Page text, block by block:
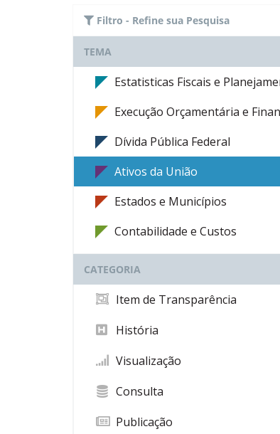
Filtro - Refine sua Pesquisa
TEMA
Estatisticas Fiscais e
Execução Orçamentária e
Dívida Pública Federal
Ativos da União
Estados e Municípios
Contabilidade e Custos
CATEGORIA
Item de Transparência
História
Visualização
Consulta
Publicação